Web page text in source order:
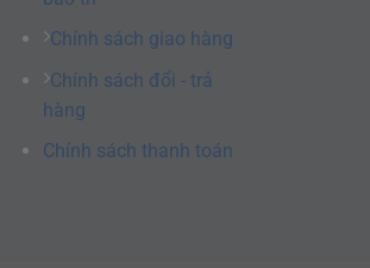
Chính sách giao hàng
Chính sách đổi - trả
hàng
Chính sách thanh toán